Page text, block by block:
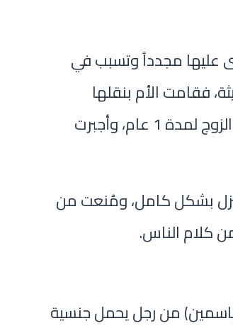
عليها مجدداً وتسبب في
فقامت الأم بنقلها
للمستشفى وعمل تقرير طبي سجن على إثره الزوج لمدة 1 عام، وأجبرت
بشكل كامل، ومُنعت من
كلام الناس.
الأم تزويج (ياسمين) من رجل يحمل جنسية